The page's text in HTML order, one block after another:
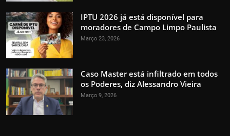
IPTU 2026 já está disponível para
moradores de Campo Limpo Paulista
Março 23, 2026
Caso Master está infiltrado em todos
os Poderes, diz Alessandro Vieira
Março 9, 2026